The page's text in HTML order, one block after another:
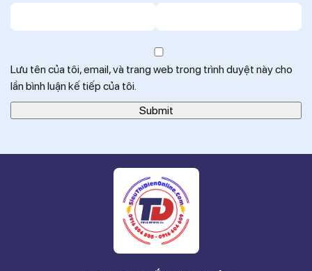
Lưu tên của tôi, email, và trang web trong trình duyệt này cho
lần bình luận kế tiếp của tôi.